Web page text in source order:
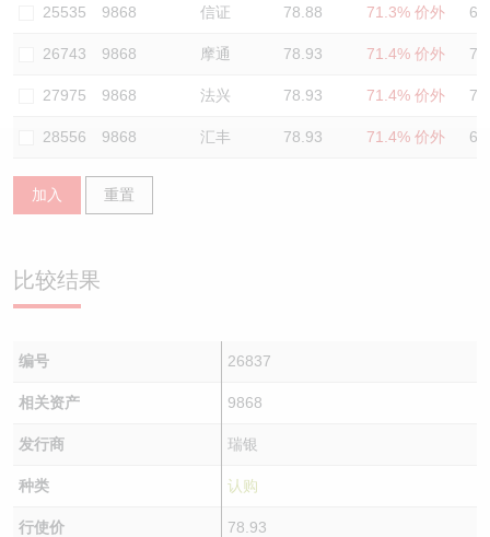
25535 9868 信证 78.88 71.3% 价外
26743 9868 摩通 78.93 71.4% 价外
27975 9868 法兴 78.93 71.4% 价外
28556 9868 汇丰 78.93 71.4% 价外
加入 重置
比较结果
编号 26837
相关资产 9868
发行商 瑞银
种类 认购
行使价 78.93
认股证/牛熊证日志
认股证文件及公告
认股证文件及公告 (瑞信)
牛熊证到期结算价查找
牛熊证分析仪
牛熊证速算机
牛熊证文件及公告 (瑞信)
中资ETFs溢价比较
AH 股价对照
即市板块表现
收市竞价变化